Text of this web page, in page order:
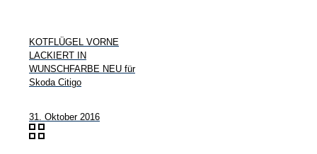
KOTFLÜGEL VORNE
LACKIERT IN
WUNSCHFARBE NEU für
Skoda Citigo
31. Oktober 2016